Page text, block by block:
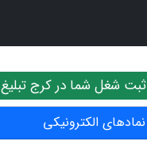
ثبت شغل شما در کرج تبلیغ
نمادهای الکترونیکی